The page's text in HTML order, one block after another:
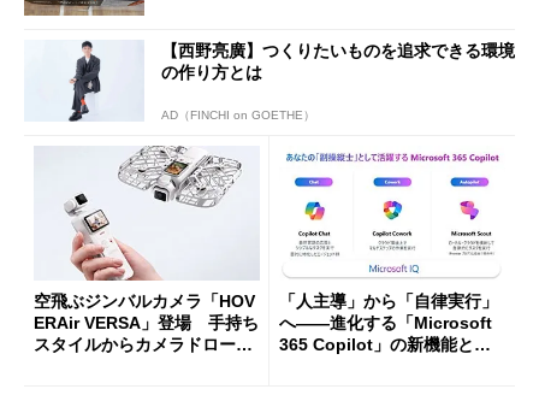
【西野亮廣】つくりたいものを追求できる環境
の作り方とは
AD（FINCHI on GOETHE）
空飛ぶジンバルカメラ「HOV
ERAir VERSA」登場 手持ち
スタイルからカメラドローン
「人主導」から「自律実行」
へ――進化する「Microsoft
365 Copilot」の新機能とエ